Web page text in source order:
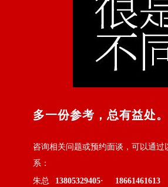
多一份参考，总有益处。
咨询相关问题或预约面谈，可以通过
系：
朱总
13805329405· 18661461613